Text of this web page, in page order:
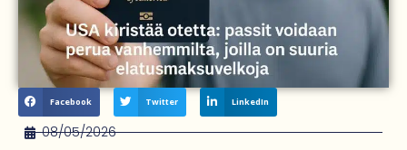
Facebook Twitter LinkedIn
08/05/2026